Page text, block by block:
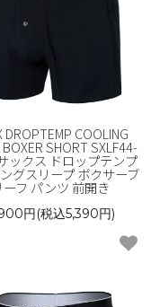
DROPTEMP COOLING
SHORT SXLF44-
ックス ドロップテンプ
グスリープ ボクサーブ
ーフ パンツ 前開き
円(税込5,390円)